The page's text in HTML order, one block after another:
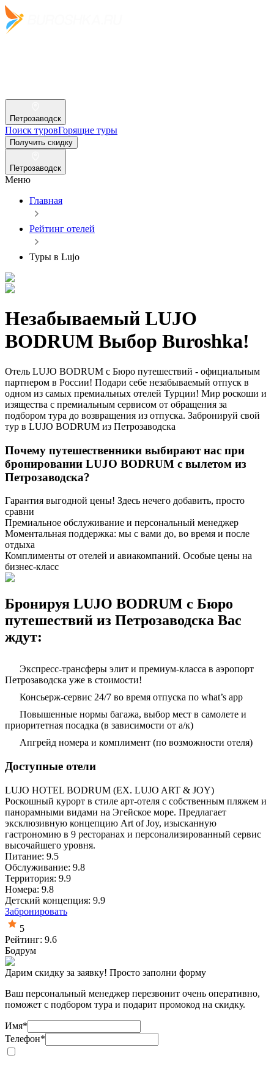
Петрозаводск
Поиск туровГорящие туры
Получить скидку
Петрозаводск
Меню
Главная
Рейтинг отелей
Туры в Lujo
Незабываемый LUJO
BODRUM Выбор Buroshka!
Отель LUJO BODRUM с Бюро путешествий - официальным
партнером в России! Подари себе незабываемый отпуск в
одном из самых премиальных отелей Турции! Мир роскоши и
изящества с премиальным сервисом от обращения за
подбором тура до возвращения из отпуска. Забронируй свой
тур в LUJO BODRUM из Петрозаводска
Почему путешественники выбирают нас при
бронировании LUJO BODRUM с вылетом из
Петрозаводска?
Гарантия выгодной цены! Здесь нечего добавить, просто
сравни
Премиальное обслуживание и персональный менеджер
Моментальная поддержка: мы с вами до, во время и после
отдыха
Комплименты от отелей и авиакомпаний. Особые цены на
бизнес-класс
Бронируя LUJO BODRUM с Бюро
путешествий из Петрозаводска Вас
ждут:
Экспресс-трансферы элит и премиум-класса в аэропорт
Петрозаводска уже в стоимости!
Консьерж-сервис 24/7 во время отпуска по what’s app
Повышенные нормы багажа, выбор мест в самолете и
приоритетная посадка (в зависимости от а/к)
Апгрейд номера и комплимент (по возможности отеля)
Доступные отели
LUJO HOTEL BODRUM (EX. LUJO ART & JOY)
Роскошный курорт в стиле арт-отеля с собственным пляжем и
панорамными видами на Эгейское море. Предлагает
эксклюзивную концепцию Art of Joy, изысканную
гастрономию в 9 ресторанах и персонализированный сервис
высочайшего уровня.
Питание: 9.5
Обслуживание: 9.8
Территория: 9.9
Номера: 9.8
Детский концепция: 9.9
Забронировать
5
Рейтинг: 9.6
Бодрум
Дарим скидку за заявку! Просто заполни форму
Ваш персональный менеджер перезвонит очень оперативно,
поможет с подбором тура и подарит промокод на скидку.
Имя*
Телефон*